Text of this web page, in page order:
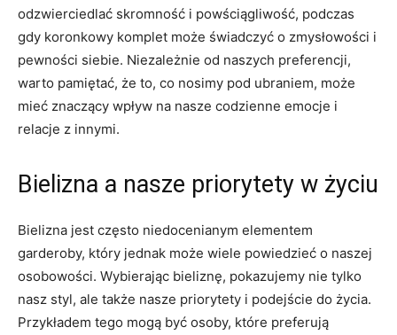
odzwierciedlać ⁢skromność i ​powściągliwość,‌ podczas⁣
gdy ‌koronkowy⁤ komplet może świadczyć​ o zmysłowości i
pewności siebie. Niezależnie ⁤od naszych preferencji,
warto pamiętać,⁣ że to, co nosimy⁤ pod ubraniem,​ może
mieć znaczący wpływ na‍ nasze codzienne emocje i
relacje ‍z innymi.
Bielizna a‌ nasze priorytety w‌ życiu
Bielizna jest często niedocenianym elementem⁤
garderoby,⁤ który jednak może wiele powiedzieć‍ o naszej
osobowości. Wybierając bieliznę,‌ pokazujemy nie tylko‌
nasz styl, ale także nasze priorytety i podejście do życia.
Przykładem tego mogą​ być osoby, które preferują